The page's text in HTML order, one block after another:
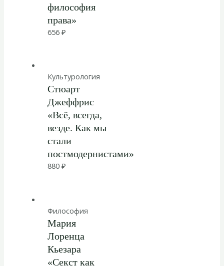
философия
права»
656₽
Культурология
Стюарт
Джеффрис
«Всё, всегда,
везде. Как мы
стали
постмодернистами»
880₽
Философия
Мария
Лоренца
Кьезара
«Секст как